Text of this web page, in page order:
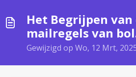
Het Begrijpen van
mailregels van
Gewijzigd op Wo, 12 Mrt,